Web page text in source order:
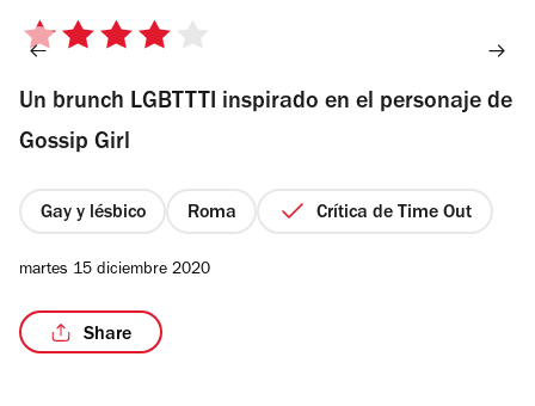
4
5
estrellas
Un brunch LGBTTTI inspirado en el personaje de
Gossip Girl
Gay y lésbico Roma Crítica de Time Out
martes 15 diciembre 2020
Share